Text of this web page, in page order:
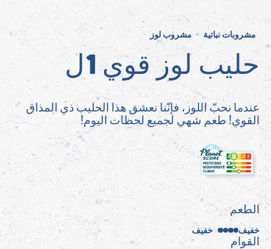
مشروبات نباتية > مشروب لوز
حليب لوز قوي 1ل
عندما نحبّ اللوز، فإنّنا نعشق هذا الحليب ذي المذاق
القوي! طعم شهي لجميع لحظات اليوم!
الطعم
خفيف خفيف
القوام